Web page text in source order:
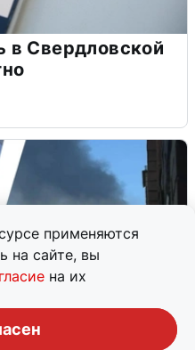
применяются
на сайте, вы
на их
в Свердловской